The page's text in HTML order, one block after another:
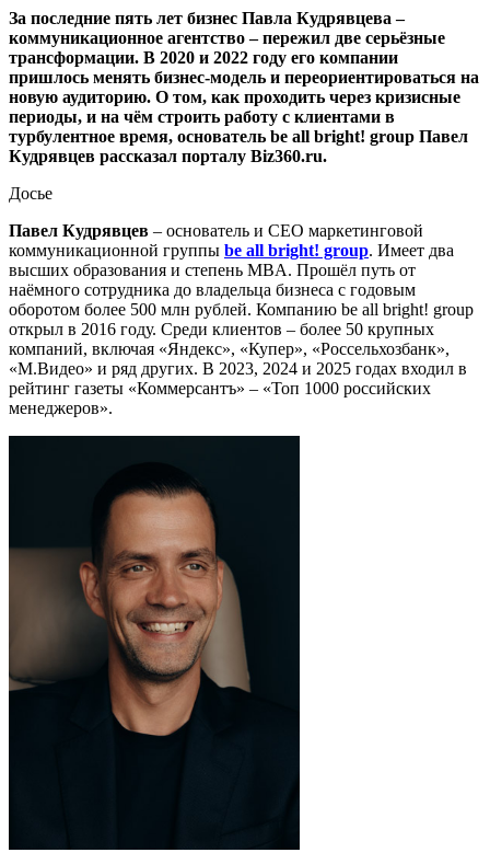
За последние пять лет бизнес Павла Кудрявцева –
коммуникационное агентство – пережил две серьёзные
трансформации. В 2020 и 2022 году его компании
пришлось менять бизнес-модель и переориентироваться на
новую аудиторию. О том, как проходить через кризисные
периоды, и на чём строить работу с клиентами в
турбулентное время, основатель be all bright! group Павел
Кудрявцев рассказал порталу Biz360.ru.
Досье
Павел Кудрявцев – основатель и СЕО маркетинговой
коммуникационной группы be all bright! group. Имеет два
высших образования и степень MBA. Прошёл путь от
наёмного сотрудника до владельца бизнеса с годовым
оборотом более 500 млн рублей. Компанию be all bright! group
открыл в 2016 году. Среди клиентов – более 50 крупных
компаний, включая «Яндекс», «Купер», «Россельхозбанк»,
«М.Видео» и ряд других. В 2023, 2024 и 2025 годах входил в
рейтинг газеты «Коммерсантъ» – «Топ 1000 российских
менеджеров».